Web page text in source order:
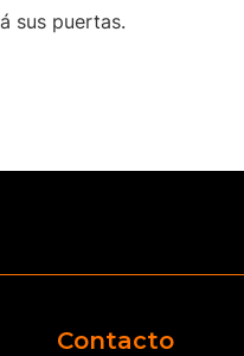
sus puertas.
Contacto